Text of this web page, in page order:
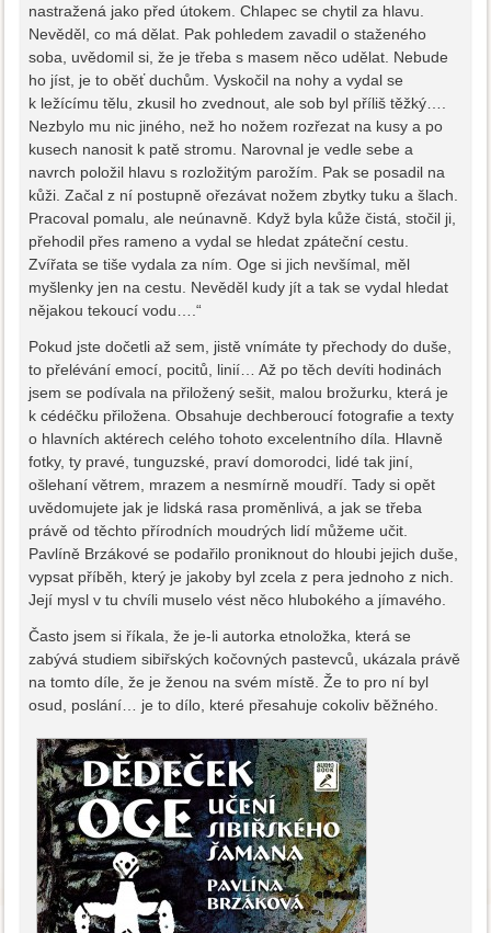
nastražená jako před útokem. Chlapec se chytil za hlavu.
Nevěděl, co má dělat. Pak pohledem zavadil o staženého
soba, uvědomil si, že je třeba s masem něco udělat. Nebude
ho jíst, je to oběť duchům. Vyskočil na nohy a vydal se
k ležícímu tělu, zkusil ho zvednout, ale sob byl příliš těžký….
Nezbylo mu nic jiného, než ho nožem rozřezat na kusy a po
kusech nanosit k patě stromu. Narovnal je vedle sebe a
navrch položil hlavu s rozložitým parožím. Pak se posadil na
kůži. Začal z ní postupně ořezávat nožem zbytky tuku a šlach.
Pracoval pomalu, ale neúnavně. Když byla kůže čistá, stočil ji,
přehodil přes rameno a vydal se hledat zpáteční cestu.
Zvířata se tiše vydala za ním. Oge si jich nevšímal, měl
myšlenky jen na cestu. Nevěděl kudy jít a tak se vydal hledat
nějakou tekoucí vodu….“
Pokud jste dočetli až sem, jistě vnímáte ty přechody do duše,
to přelévání emocí, pocitů, linií… Až po těch devíti hodinách
jsem se podívala na přiložený sešit, malou brožurku, která je
k cédéčku přiložena. Obsahuje dechberoucí fotografie a texty
o hlavních aktérech celého tohoto excelentního díla. Hlavně
fotky, ty pravé, tunguzské, praví domorodci, lidé tak jiní,
ošlehaní větrem, mrazem a nesmírně moudří. Tady si opět
uvědomujete jak je lidská rasa proměnlivá, a jak se třeba
právě od těchto přírodních moudrých lidí můžeme učit.
Pavlíně Brzákové se podařilo proniknout do hloubi jejich duše,
vypsat příběh, který je jakoby byl zcela z pera jednoho z nich.
Její mysl v tu chvíli muselo vést něco hlubokého a jímavého.
Často jsem si říkala, že je-li autorka etnoložka, která se
zabývá studiem sibiřských kočovných pastevců, ukázala právě
na tomto díle, že je ženou na svém místě. Že to pro ní byl
osud, poslání… je to dílo, které přesahuje cokoliv běžného.